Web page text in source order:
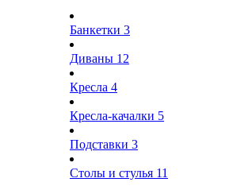
Банкетки 3
Диваны 12
Кресла 4
Кресла-качалки 5
Подставки 3
Столы и стулья 11